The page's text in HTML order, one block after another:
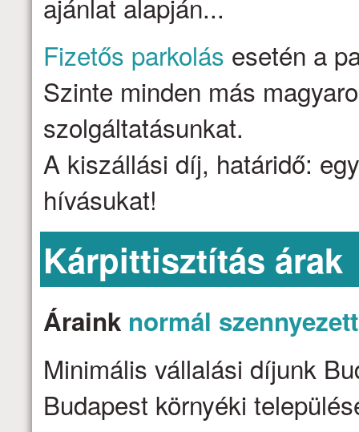
ajánlat alapján...
Fizetős parkolás esetén a
Szinte minden más
szolgáltatásunkat.
A kiszállási díj, határidő:
hívásukat!
Kárpittisztítás árak
Áraink normál
Minimális vállalási díjunk
Budapest környéki